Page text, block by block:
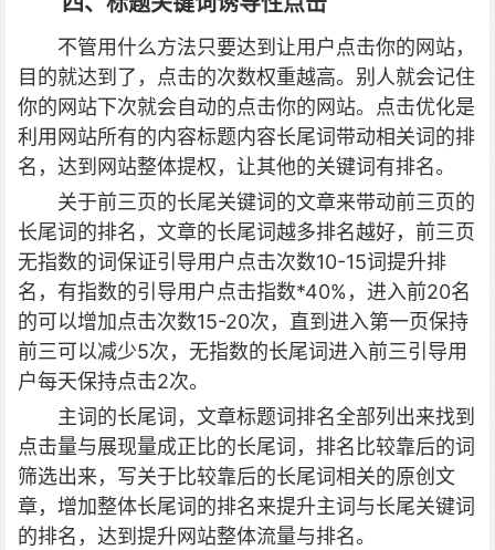
不管用什么方法只要达到让用户点击你的网站，
目的就达到了，点击的次数权重越高。别人就会记住
你的网站下次就会自动的点击你的网站。点击优化是
利用网站所有的内容标题内容长尾词带动相关词的排
名，达到网站整体提权，让其他的关键词有排名。
关于前三页的长尾关键词的文章来带动前三页的
长尾词的排名，文章的长尾词越多排名越好，前三页
无指数的词保证引导用户点击次数10-15词提升排
名，有指数的引导用户点击指数*40%，进入前20名
的可以增加点击次数15-20次，直到进入第一页保持
前三可以减少5次，无指数的长尾词进入前三引导用
户每天保持点击2次。
主词的长尾词，文章标题词排名全部列出来找到
点击量与展现量成正比的长尾词，排名比较靠后的词
筛选出来，写关于比较靠后的长尾词相关的原创文
章，增加整体长尾词的排名来提升主词与长尾关键词
的排名，达到提升网站整体流量与排名。